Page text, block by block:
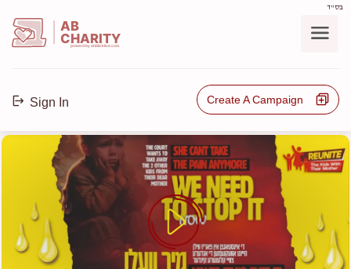
בס"ד
AB
CHARITY
powerd by ahblicklive.com
Sign In Create A Campaign